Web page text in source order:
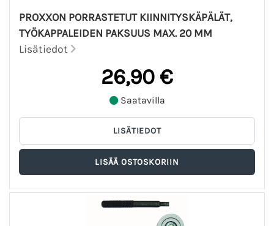
PROXXON PORRASTETUT KIINNITYSKÄPÄLÄT,
TYÖKAPPALEIDEN PAKSUUS MAX. 20 MM
Lisätiedot
26,90 €
Saatavilla